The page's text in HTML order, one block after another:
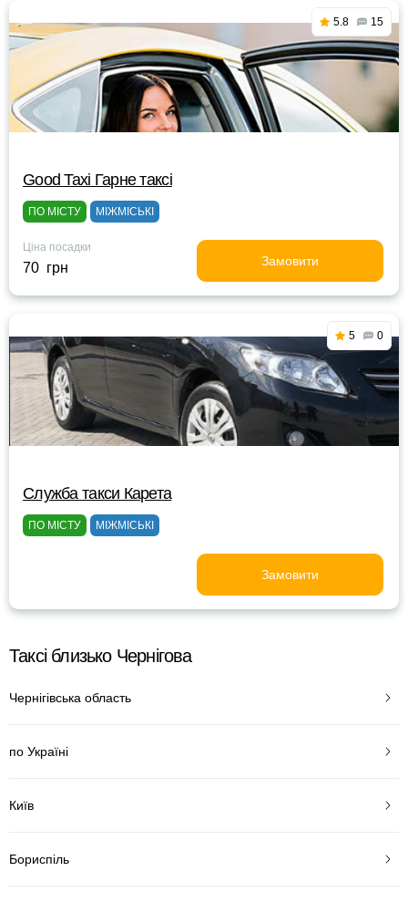
5.8 15
Good Taxi Гарне таксi
ПО МІСТУ МІЖМІСЬКІ
Ціна посадки
70 грн Замовити
5 0
Служба такси Карета
ПО МІСТУ МІЖМІСЬКІ
Замовити
Таксі близько Чернігова
Чернігівська область
по Україні
Київ
Бориспіль